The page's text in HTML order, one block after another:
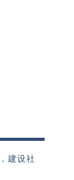
建设社